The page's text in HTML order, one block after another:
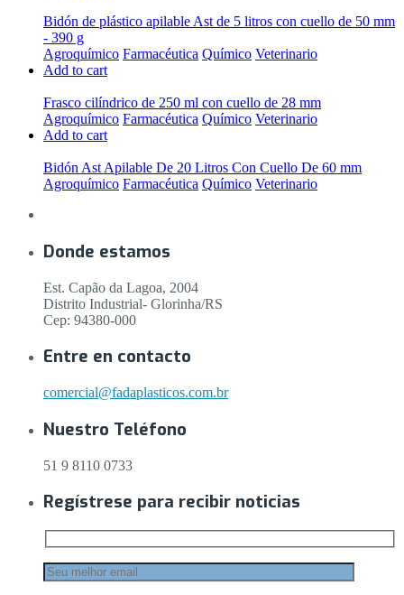
Bidón de plástico apilable Ast de 5 litros con cuello de 50 mm
- 390 g
Agroquímico Farmacéutica Químico Veterinario
Add to cart
Frasco cilíndrico de 250 ml con cuello de 28 mm
Agroquímico Farmacéutica Químico Veterinario
Add to cart
Bidón Ast Apilable De 20 Litros Con Cuello De 60 mm
Agroquímico Farmacéutica Químico Veterinario
Donde estamos
Est. Capão da Lagoa, 2004
Distrito Industrial- Glorinha/RS
Cep: 94380-000
Entre en contacto
comercial@fadaplasticos.com.br
Nuestro Teléfono
51 9 8110 0733
Regístrese para recibir noticias